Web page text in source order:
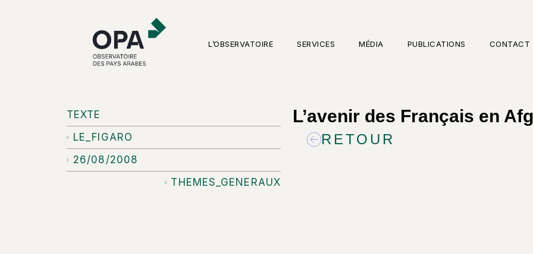
L’OBSERVATOIRE SERVICES MÉDIA PUBLICATIONS CONTACT
TEXTE
LE_FIGARO
26/08/2008
THEMES_GENERAUX
L’avenir des Français en
RETOUR